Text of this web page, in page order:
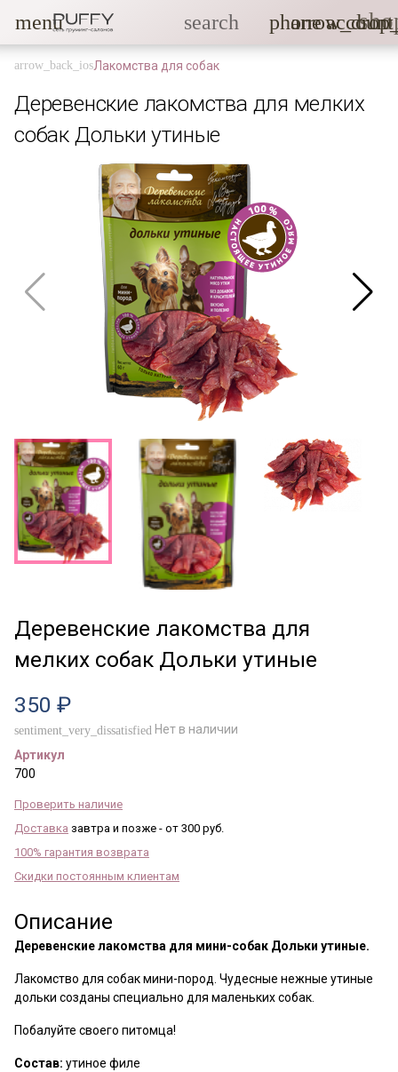
menu search phone
Лакомства для собак
Деревенские лакомства для мелких
собак Дольки утиные
Деревенские лакомства для
мелких собак Дольки утиные
350 ₽
sentiment_very_dissatisfied Нет в наличии
Артикул
700
Проверить наличие
Доставка завтра и позже - от 300 руб.
100% гарантия возврата
Скидки постоянным клиентам
Описание
Деревенские лакомства для мини-собак Дольки утиные.
Лакомство для собак мини-пород. Чудесные нежные утиные
дольки созданы специально для маленьких собак.
Побалуйте своего питомца!
Состав: утиное филе